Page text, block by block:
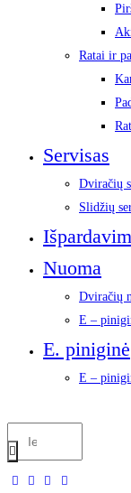
Ratai ir
Servisas
Dviračių
Slidžių
Nuoma
Dviračių
E –
E. piniginė
E –